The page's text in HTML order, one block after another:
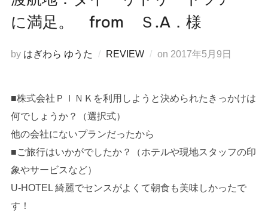
に満足。 from Ｓ.A．様
by はぎわら ゆうた REVIEW on 投
2017年5月9日
■株式会社ＰＩＮＫを利用しようと決められたきっかけは
何でしょうか？（選択式）
他の会社にないプランだったから
■ご旅行はいかがでしたか？（ホテルや現地スタッフの印
象やサービスなど）
U-HOTEL 綺麗でセンスがよくて朝食も美味しかったで
す！